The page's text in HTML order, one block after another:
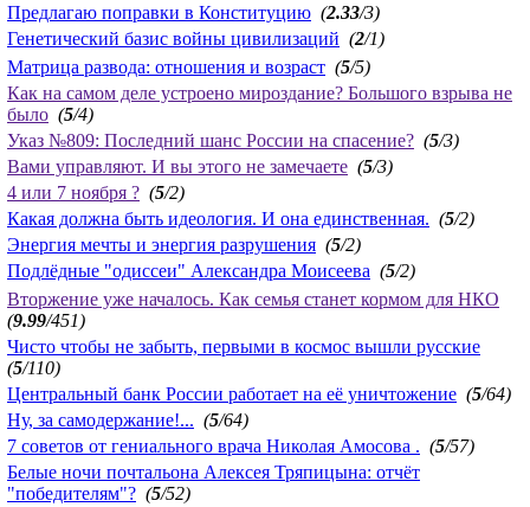
Предлагаю поправки в Конституцию (2.33/3)
Генетический базис войны цивилизаций (2/1)
Матрица развода: отношения и возраст (5/5)
Как на самом деле устроено мироздание? Большого взрыва не
было (5/4)
Указ №809: Последний шанс России на спасение? (5/3)
Вами управляют. И вы этого не замечаете (5/3)
4 или 7 ноября ? (5/2)
Какая должна быть идеология. И она единственная. (5/2)
Энергия мечты и энергия разрушения (5/2)
Подлёдные "одиссеи" Александра Моисеева (5/2)
Вторжение уже началось. Как семья станет кормом для НКО
(9.99/451)
Чисто чтобы не забыть, первыми в космос вышли русские
(5/110)
Центральный банк России работает на её уничтожение (5/64)
Ну, за самодержание!... (5/64)
7 советов от гениального врача Николая Амосова . (5/57)
Белые ночи почтальона Алексея Тряпицына: отчёт
"победителям"? (5/52)